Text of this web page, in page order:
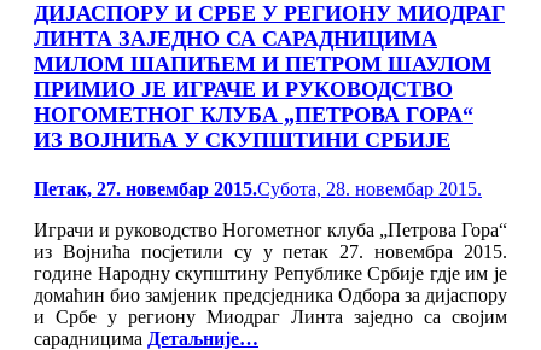
ДИЈАСПОРУ И СРБЕ У РЕГИОНУ МИОДРАГ
ЛИНТА ЗАЈЕДНО СА САРАДНИЦИМА
МИЛОМ ШАПИЋЕМ И ПЕТРОМ ШАУЛОМ
ПРИМИО ЈЕ ИГРАЧЕ И РУКОВОДСТВО
НОГОМЕТНОГ КЛУБА „ПЕТРОВА ГОРА“
ИЗ ВОЈНИЋА У СКУПШТИНИ СРБИЈЕ
Posted
Петак, 27. новембар 2015.Субота, 28. новембар 2015.
Играчи и руководство Ногометног клуба „Петрова Гора“
из Војнића посјетили су у петак 27. новембра 2015.
године Народну скупштину Републике Србије гдје им је
домаћин био замјеник предсједника Одбора за дијаспору
и Србе у региону Миодраг Линта заједно са својим
сарадницима Детаљније…